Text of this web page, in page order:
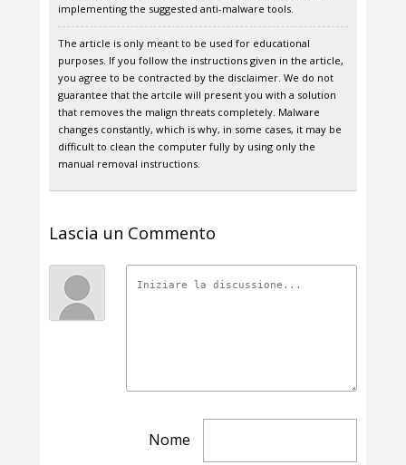
implementing the suggested anti-malware tools.
The article is only meant to be used for educational
purposes. If you follow the instructions given in the article,
you agree to be contracted by the disclaimer. We do not
guarantee that the artcile will present you with a solution
that removes the malign threats completely. Malware
changes constantly, which is why, in some cases, it may be
difficult to clean the computer fully by using only the
manual removal instructions.
Lascia un Commento
Nome